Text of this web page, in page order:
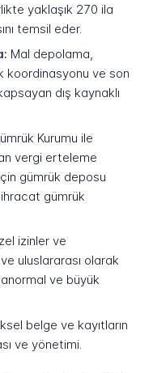
yaklaşık 270 ila
temsil eder.
Mal depolama,
koordinasyonu ve son
dış kaynaklı
Kurumu ile
vergi erteleme
gümrük deposu
gümrük
izinler ve
uluslararası olarak
ve büyük
belge ve kayıtların
ve yönetimi.